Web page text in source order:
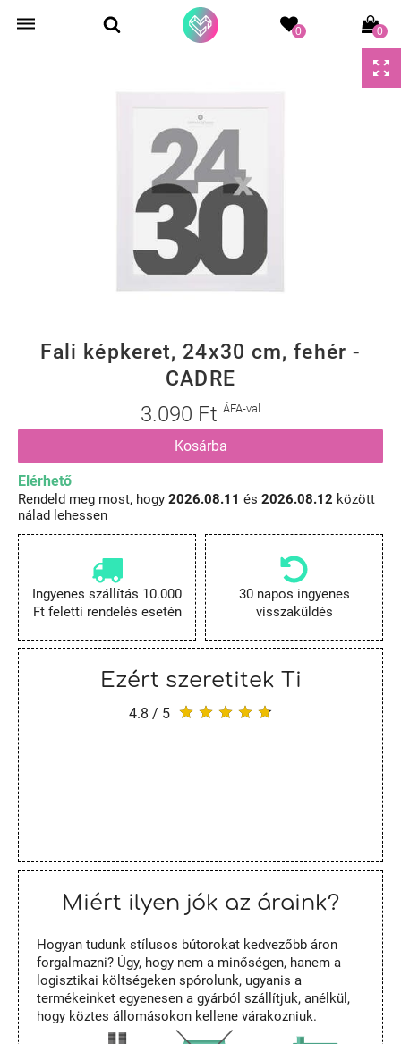
0 0
Fali képkeret, 24x30 cm, fehér -
CADRE
3.090 Ft ÁFA-val
Kosárba
Elérhető
Rendeld meg most, hogy 2026.08.11 és 2026.08.12 között
nálad lehessen
Ingyenes szállítás 10.000
Ft feletti rendelés esetén
30 napos ingyenes
visszaküldés
Ezért szeretitek Ti
4.8 / 5
Miért ilyen jók az áraink?
Hogyan tudunk stílusos bútorokat kedvezőbb áron
forgalmazni? Úgy, hogy nem a minőségen, hanem a
logisztikai költségeken spórolunk, ugyanis a
termékeinket egyenesen a gyárból szállítjuk, anélkül,
hogy köztes állomásokon kellene várakozniuk.